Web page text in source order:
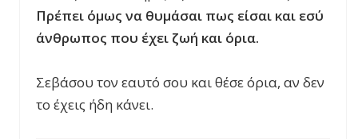
Πρέπει όμως να θυμάσαι πως είσαι και εσύ
άνθρωπος που έχει ζωή και όρια.
Σεβάσου τον εαυτό σου και θέσε όρια, αν δεν
το έχεις ήδη κάνει.